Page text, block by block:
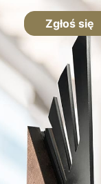
Zgłoś się